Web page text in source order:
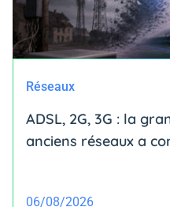
Réseaux
ADSL, 2G, 3G : la
anciens réseaux a
06/08/2026